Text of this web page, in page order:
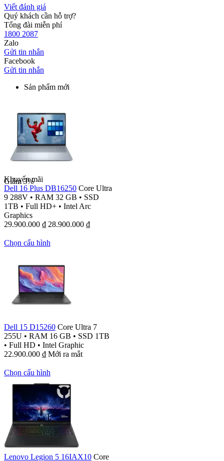
Viết đánh giá
Quý khách cần hỗ trợ?
Tổng đài miễn phí
1800 2087
Zalo
Gửi tin nhắn
Facebook
Gửi tin nhắn
Sản phẩm mới
Giảm3%
Khuyến mãi
Dell 16 Plus DB16250 Core Ultra
9 288V • RAM 32 GB • SSD
1TB • Full HD+ • Intel Arc
Graphics
29.900.000 ₫ 28.900.000 ₫
Chọn cấu hình
Dell 15 D15260 Core Ultra 7
255U • RAM 16 GB • SSD 1TB
• Full HD • Intel Graphic
22.900.000 ₫ Mới ra mắt
Chọn cấu hình
Lenovo Legion 5 16IAX10 Core